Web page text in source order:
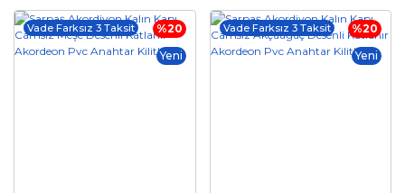
%20
Yeni
Vade Farksız 3 Taksit
%20
Yeni
Vade Farksız 3 Taksit